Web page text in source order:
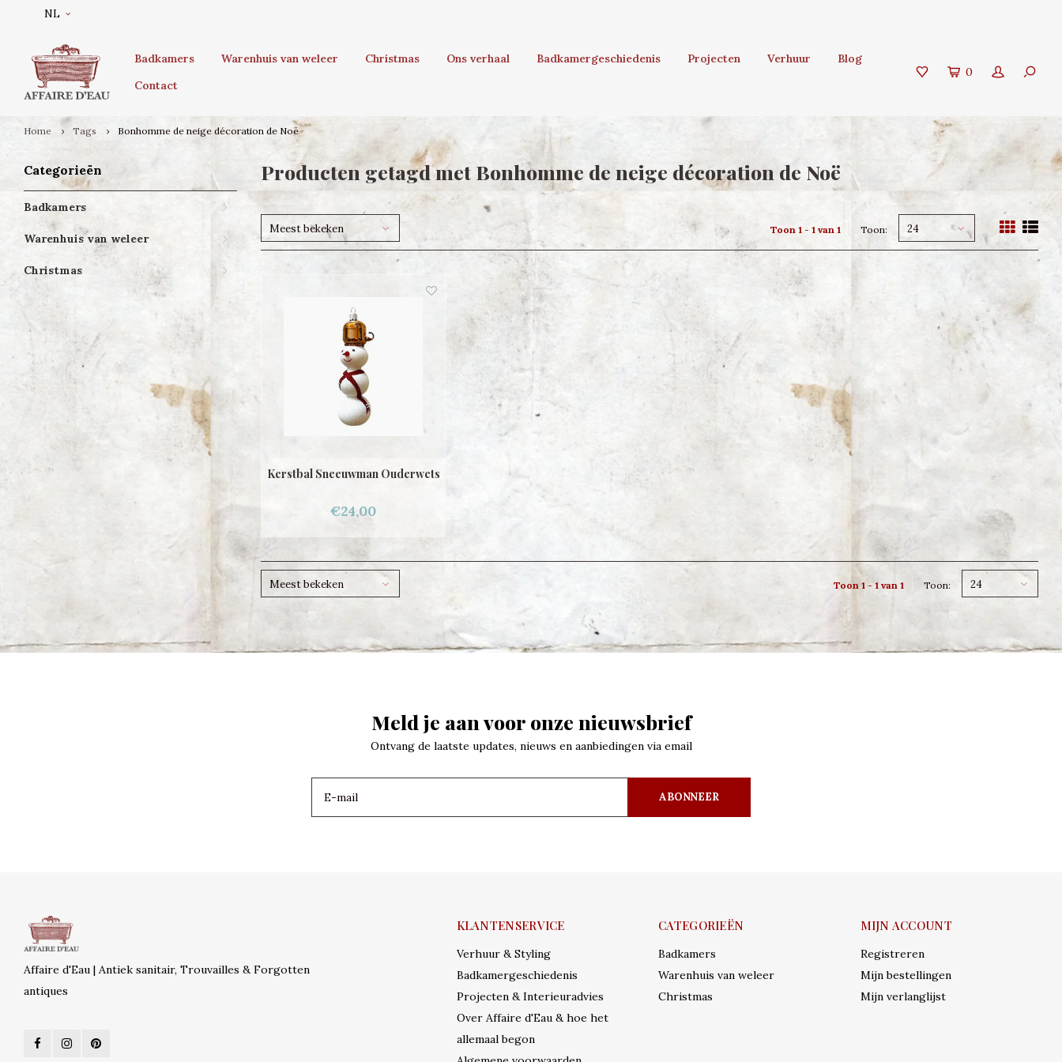
NL
Badkamers Warenhuis van weleer Christmas Ons verhaal Badkamergeschiedenis Projecten Verhuur
Blog
Contact
0
Home Tags Bonhomme de neige décoration de Noë
Categorieën
Badkamers
Warenhuis van weleer
Christmas
Producten getagd met Bonhomme de neige décoration de Noë
Meest bekeken Toon 1 - 1 van 1 Toon: 24
Kerstbal Sneeuwman Ouderwets
€24,00
Meest bekeken Toon 1 - 1 van 1 Toon: 24
Meld je aan voor onze nieuwsbrief
Ontvang de laatste updates, nieuws en aanbiedingen via email
ABONNEER
Affaire d'Eau | Antiek sanitair, Trouvailles & Forgotten
antiques
KLANTENSERVICE
Verhuur & Styling
Badkamergeschiedenis
Projecten & Interieuradvies
Over Affaire d'Eau & hoe het
allemaal begon
CATEGORIEËN
Badkamers
Warenhuis van weleer
Christmas
MIJN ACCOUNT
Registreren
Mijn bestellingen
Mijn verlanglijst